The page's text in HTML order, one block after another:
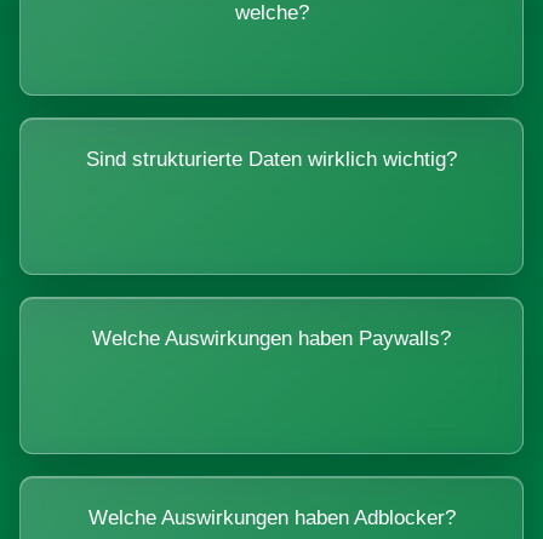
welche?
Sind strukturierte Daten wirklich wichtig?
Welche Auswirkungen haben Paywalls?
Welche Auswirkungen haben Adblocker?